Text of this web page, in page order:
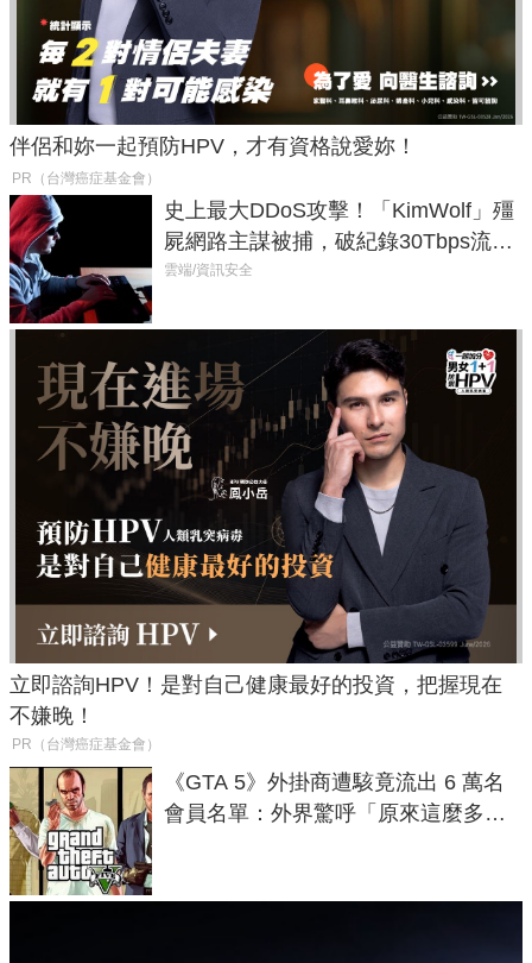
伴侶和妳一起預防HPV，才有資格說愛妳！
PR（台灣癌症基金會）
史上最大DDoS攻擊！「KimWolf」殭
屍網路主謀被捕，破紀錄30Tbps流量
癱瘓全球！
雲端/資訊安全
立即諮詢HPV！是對自己健康最好的投資，把握現在
不嫌晚！
PR（台灣癌症基金會）
《GTA 5》外掛商遭駭竟流出 6 萬名
會員名單：外界驚呼「原來這麼多人